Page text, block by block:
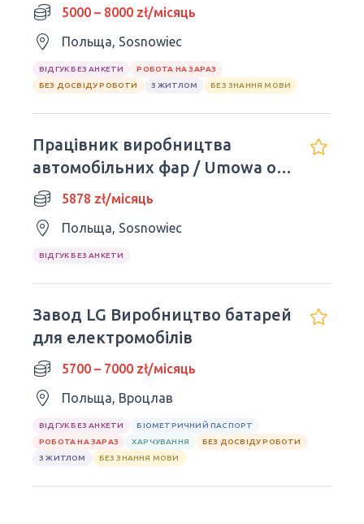
5000 – 8000 zł/місяць
Польща, Sosnowiec
ВІДГУК БЕЗ АНКЕТИ
РОБОТА НА ЗАРАЗ
БЕЗ ДОСВІДУ РОБОТИ
З ЖИТЛОМ БЕЗ ЗНАННЯ МОВИ
Працівник виробництва
автомобільних фар / Umowa o
pracę5878 zł/місяць
Польща, Sosnowiec
ВІДГУК БЕЗ АНКЕТИ
Завод LG Виробництво батарей
для електромобілів
5700 – 7000 zł/місяць
Польща, Вроцлав
ВІДГУК БЕЗ АНКЕТИ
БІОМЕТРИЧНИЙ ПАСПОРТ
РОБОТА НА ЗАРАЗ
ХАРЧУВАННЯ
БЕЗ ДОСВІДУ РОБОТИ
З ЖИТЛОМ
БЕЗ ЗНАННЯ МОВИ